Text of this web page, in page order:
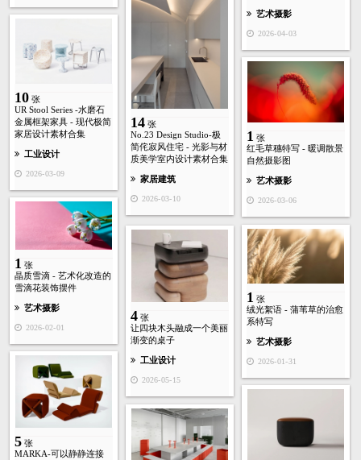
艺术摄影
2026-04-03
14 张
No.23 Design Studio-极
简侘寂风住宅 - 光影与材
质美学室内设计素材合集
家居建筑
2026-03-10
10 张
UR Stool Series -水磨石
金属框架家具 - 现代极简
家居设计素材合集
工业设计
2026-03-09
1 张
红毛草穗特写 - 暖调散景
自然摄影图
艺术摄影
2026-03-06
1 张
晶质雪滴 - 艺术化改造的
雪滴花装饰摆件
艺术摄影
2026-02-01
1 张
绒光絮语 - 蒲苇草的治愈
系特写
艺术摄影
2026-01-31
4 张
让四块木头融成一个美丽
渐变的桌子
工业设计
2026-05-15
5 张
MARKA-可以静静连接